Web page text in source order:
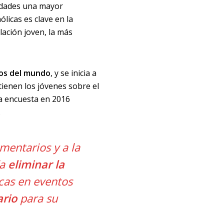
una mayor
es clave en la
joven, la más
del mundo, y se inicia a
los jóvenes sobre el
encuesta en 2016
y a la
eliminar la
en eventos
para su